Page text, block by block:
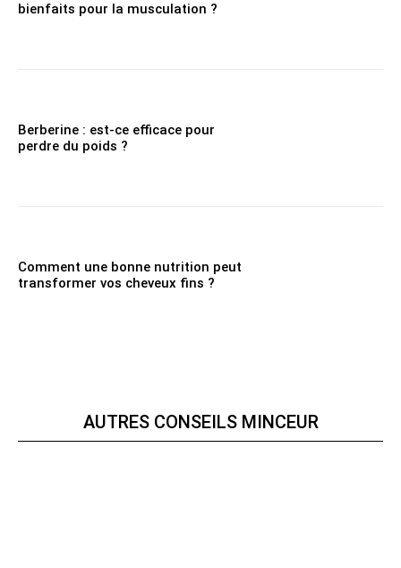
bienfaits pour la musculation ?
Berberine : est-ce efficace pour
perdre du poids ?
Comment une bonne nutrition peut
transformer vos cheveux fins ?
AUTRES CONSEILS MINCEUR